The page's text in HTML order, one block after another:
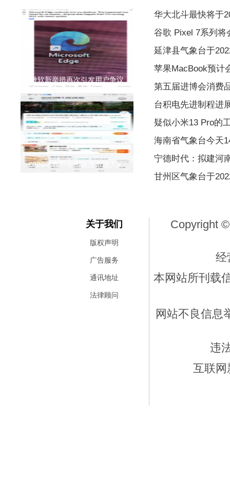
微软新举措再次引发用户争议
2023年春节全国旅游市场大幅“
华大北斗最快将于
谷歌 Pixel 7系列将
延津县气象台于
苹果MacBook预计
第五届进博会消费
台积电先进制程进
疑似小米13 Pro的
海南省气象台今天
宁德时代：拟建河
甘州区气象台于
关于我们
版权声明
广告服务
通讯地址
法律顾问
Copyright
经
本网站所刊载
网站不良信息
违
互联网